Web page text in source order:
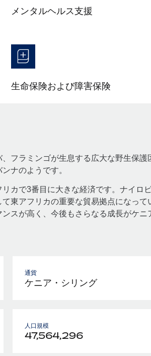
メンタルヘルス支援
生命保険および障害保険
フラミンゴが生息する広大な野生保護
ナのようです。
カで3番目に大きな経済です。ナイロ
東アフリカの重要な貿易拠点になって
スが高く、今後もさらなる成長がケニ
通貨
ケニア・シリング
人口規模
47,564,296